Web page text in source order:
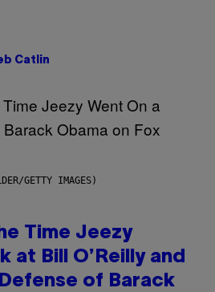
Catlin
GETTY IMAGES)
Time Jeezy
at Bill O’Reilly and
of Barack